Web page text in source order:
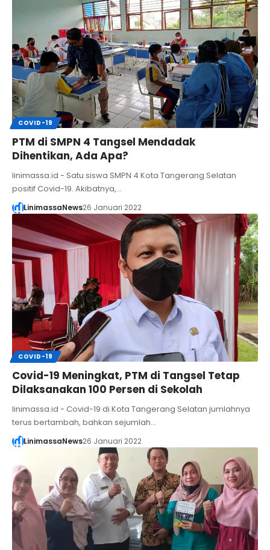
COVID-19
PTM di SMPN 4 Tangsel Mendadak
Dihentikan, Ada Apa?
linimassa.id - Satu siswa SMPN 4 Kota Tangerang Selatan
positif Covid-19. Akibatnya,…
LinimassaNews26 Januari 2022
COVID-19
Covid-19 Meningkat, PTM di Tangsel Tetap
Dilaksanakan 100 Persen di Sekolah
linimassa.id - Covid-19 di Kota Tangerang Selatan jumlahnya
terus bertambah, bahkan sejumlah…
LinimassaNews26 Januari 2022